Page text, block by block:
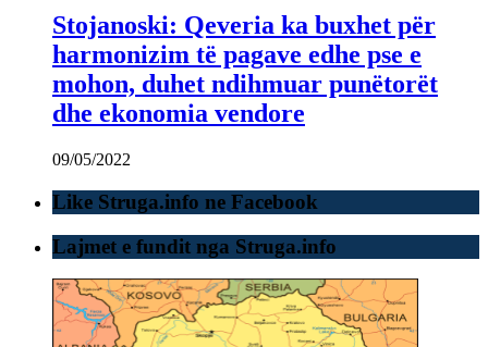
Stojanoski: Qeveria ka buxhet për
harmonizim të pagave edhe pse e
mohon, duhet ndihmuar punëtorët
dhe ekonomia vendore
09/05/2022
Like Struga.info ne Facebook
Lajmet e fundit nga Struga.info